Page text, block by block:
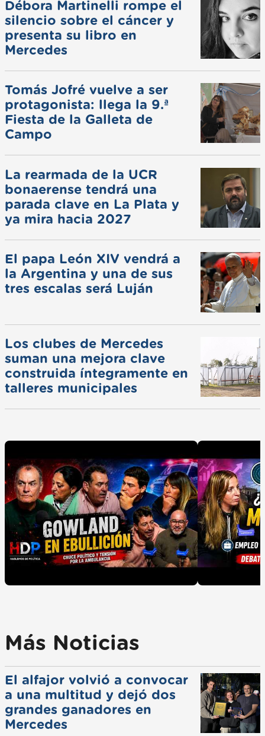
Débora Martinelli rompe el
silencio sobre el cáncer y
presenta su libro en
Mercedes
Tomás Jofré vuelve a ser
protagonista: llega la 9.ª
Fiesta de la Galleta de
Campo
La rearmada de la UCR
bonaerense tendrá una
parada clave en La Plata y
ya mira hacia 2027
El papa León XIV vendrá a
la Argentina y una de sus
tres escalas será Luján
Los clubes de Mercedes
suman una mejora clave
construida íntegramente en
talleres municipales
Más Noticias
El alfajor volvió a convocar
a una multitud y dejó dos
grandes ganadores en
Mercedes